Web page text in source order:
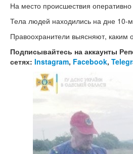
На место происшествия
Тела людей находились на дне 10-
Правоохранители выясняют, каким
Подписывайтесь на аккаунты
сетях: Instagram, Facebook,